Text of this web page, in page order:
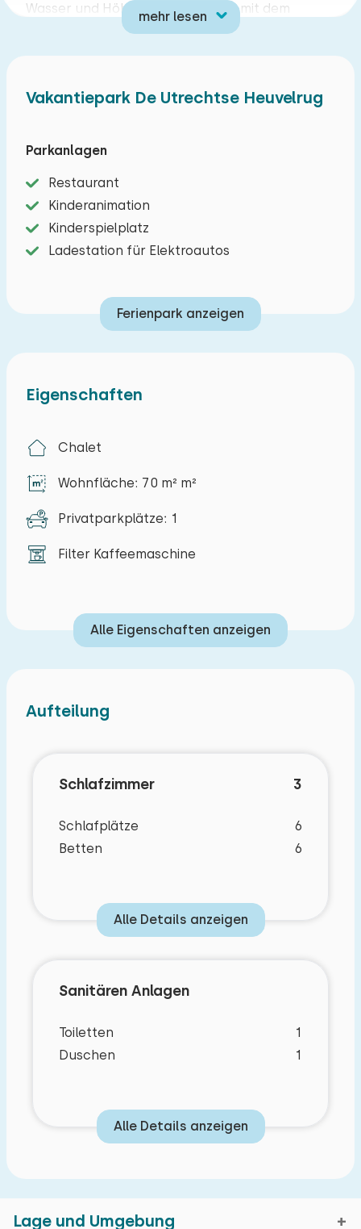
Wasser und Höhenunterschieden mit dem
Fahrrad. Aufgrund der zentralen Lage gibt es
viele schöne Ausflüge. Wie wäre es mit
Städten Amersfoort und Utrecht? Kurz gesagt,
Urlaubspreis verfügbar!
Das Wohnzimmer hat eine Essecke und eine
Sitzecke mit Fernseher. In der Küche finden Sie
eine Kühl-Gefrierkombination, einen
Geschirrspüler, einen Vier-Flammen-Herd, eine
jedes mit zwei einzelnen Boxspringbetten. Das
Auto neben dem Haus.
mehr lesen
Eigenschaften
Chalet
Wohnfläche: 70 m² m²
Privatparkplätze: 1
Filter Kaffeemaschine
Alle Eigenschaften anzeigen
Aufteilung
Schlafzimmer 3
Schlafplätze
6
Betten
6
Alle Details anzeigen
Sanitären Anlagen
Toiletten
1
Duschen
1
Alle Details anzeigen
Lage und Umgebung
Vakantiepark De Utrechtse Heuvelrug
Parkanlagen
Restaurant
Kinderanimation
Kinderspielplatz
Ladestation für Elektroautos
Ferienpark anzeigen